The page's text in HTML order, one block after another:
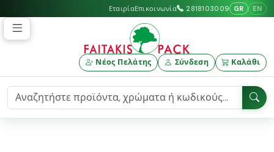
ΕταιρίαΕπικοινωνία 2818103009 GR EN
Νέος Πελάτης Σύνδεση Καλάθι